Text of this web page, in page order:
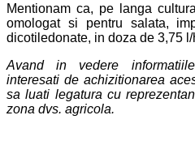
Mentionam ca, pe langa
omologat si pentru salata,
dicotiledonate, in doza de 3,75 l/
Avand in vedere
interesati de achizitionarea
sa luati legatura cu
zona dvs. agricola.